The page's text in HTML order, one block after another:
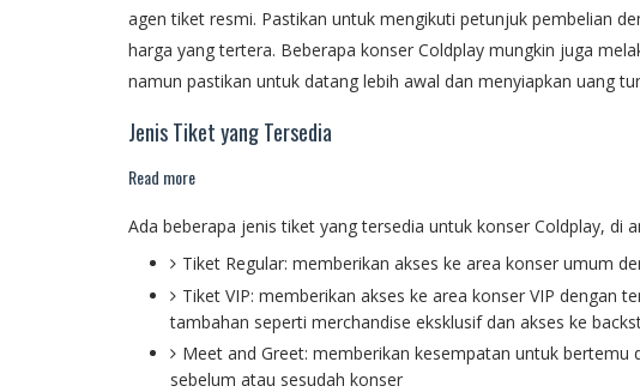
agen tiket resmi. Pastikan untuk mengikuti petunjuk pembelian
harga yang tertera. Beberapa konser Coldplay mungkin juga
namun pastikan untuk datang lebih awal dan menyiapkan uang
Jenis Tiket yang Tersedia
Read more
Ada beberapa jenis tiket yang tersedia untuk konser Coldplay, di
Tiket Regular: memberikan akses ke area konser umum
Tiket VIP: memberikan akses ke area konser VIP dengan
tambahan seperti merchandise eksklusif dan akses ke
Meet and Greet: memberikan kesempatan untuk
sebelum atau sesudah konser